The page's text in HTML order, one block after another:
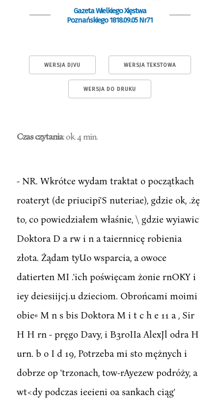
Gazeta Wielkiego Xięstwa
Poznańskiego 1818.09.05 Nr71
WERSJA DJVU WERSJA TEKSTOWA
WERSJA DO DRUKU
Czas czytania: ok. 4 min.
- NR. Wkrótce wydam traktat o początkach
roateryt (de priucipi'S nuteriae), gdzie ok, .żę
to, co powiedziałem właśnie, \ gdzie wyiawic
Doktora D a rw i n a taiernnicę robienia
złota. Żądam tyUo wsparcia, a owoce
datierten MI .'ich poświęcam żonie rnOKY i
iey deiesiijcj.u dzieciom. Obrońcami moimi
obie« M n s bis Doktora M i t c h e 11 a , Sir
H H rn - pręgo Davy, i B3roIIa AlexJl odra H
urn. b o I d 19, Potrzeba mi sto mężnych i
dobrze op 'trzonach, tow-rAyezew podróży, a
wt<dy podczas ieeieni oa sankach ciąg'